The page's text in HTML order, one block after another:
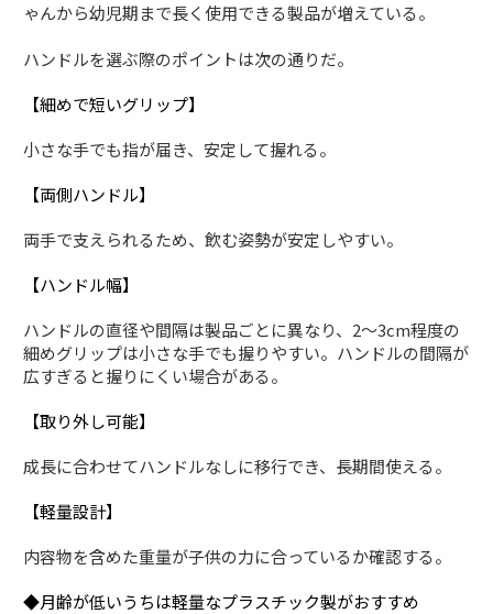
ゃんから幼児期まで長く使用できる製品が増えている。
ハンドルを選ぶ際のポイントは次の通りだ。
【細めで短いグリップ】
小さな手でも指が届き、安定して握れる。
【両側ハンドル】
両手で支えられるため、飲む姿勢が安定しやすい。
【ハンドル幅】
ハンドルの直径や間隔は製品ごとに異なり、2〜3cm程度の
細めグリップは小さな手でも握りやすい。ハンドルの間隔が
広すぎると握りにくい場合がある。
【取り外し可能】
成長に合わせてハンドルなしに移行でき、長期間使える。
【軽量設計】
内容物を含めた重量が子供の力に合っているか確認する。
◆月齢が低いうちは軽量なプラスチック製がおすすめ